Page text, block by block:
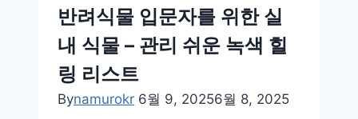
전
기
신
의
반려식물 입문자를 위한 실
내 식물 – 관리 쉬운 녹색 힐
링 리스트
Bynamurokr 6월 9, 20256월 8, 2025